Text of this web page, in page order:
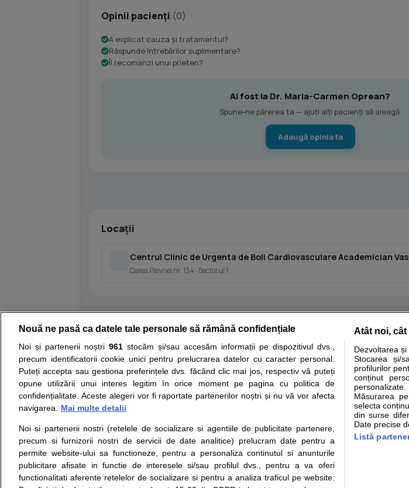
Opinii pacienți (0)
A explicat cauza și tratamentul?
Răspunde întrebărilor suplimentare?
Îl recomanzi unui prieten?
Ai fost la Dr. Maria-Carmen Oprean?
Spune-ne părerea ta — ajuți alți pacienți să aleagă.
Adaugă opinia ta
Locații
Centrul Clinic de Urgenta de Boli Cardiovasculare Academician
Calea Plevnei nr. 134 · Sectorul 1
Resurse: Autoevaluare simptome Interpretare analize Specialitati medicale
Opiniile avizate ale medicilor, sfaturile si orice alte informatii despre sanatate disponibile pe
nici diagnosticul stabilit in urma investigatiilor si analizelor medicale. Va sfatuim, ca pe langa
ii punem la dispozitie pentru programare in sistemul de programari la medic Clickmed.
Despre noi
Contact
Intrebari frecvente
Consultanti
medicali
Termeni si conditii
Politica de
confidentialitate
Politica de cookie
Modifica Setarile Cookie
Drepturile consumatorului
Protectia consumatorilor -
ANPC
Solutionarea Alternativa a
Litigiilor
Info consumator: 0800.080.999
Nouă ne pasă ca datele tale personale să rămână confidențiale
Noi și partenerii noștri 961stocăm și/sau accesăm informații pe dispozitivul dvs.,
precum identificatorii cookie unici pentru prelucrarea datelor cu caracter personal.
Puteți accepta sau gestiona preferințele dvs. făcând clic mai jos, respectiv vă puteți
opune utilizării unui interes legitim în orice moment pe pagina cu politica de
confidențialitate. Aceste alegeri vor fi raportate partenerilor noștri și nu vă vor afecta
navigarea.
Mai multe detalii
Noi si partenerii nostri (retelele de socializare si agentiile de publicitate partenere,
precum si furnizorii nostri de servicii de date analitice) prelucram date pentru a
permite website-ului sa functioneze, pentru a personaliza continutul si anunturile
publicitare afisate in functie de interesele si/sau profilul dvs., pentru a va oferi
functionalitati aferente retelelor de socializare si pentru a analiza traficul pe website.
Atât noi,
Dezvoltarea
Stocarea și/
profilurilor
conținut
Măsurarea
selecta
din surse
Date precise
Listă